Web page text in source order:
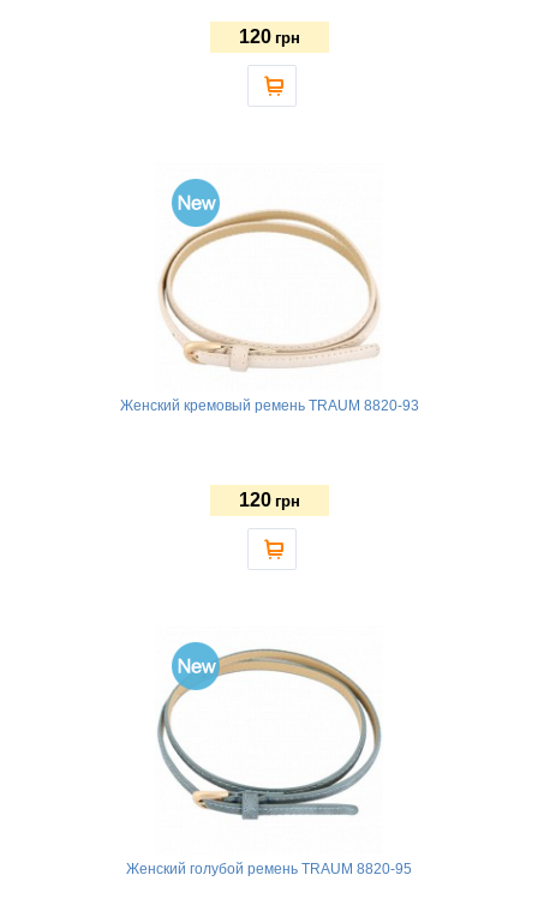
120 грн
Женский кремовый ремень TRAUM 8820-93
120 грн
Женский голубой ремень TRAUM 8820-95